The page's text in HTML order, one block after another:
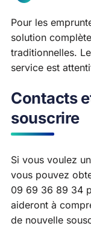
Pour les
solution
traditionnelles.
service est
Contacts
souscrire
Si vous voulez
vous pouvez
09 69 36 89 34
aideront à
de nouvelle